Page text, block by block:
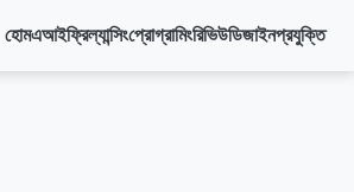
হোমএআইফ্রিল্যান্সিংপ্রোগ্রামিংরিভিউডিজাইনপ্রযুক্তি